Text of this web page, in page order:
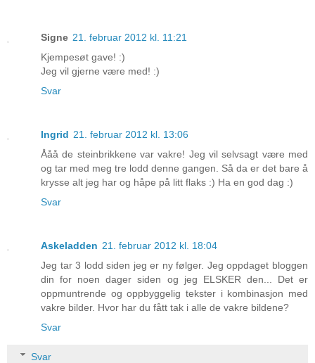
Signe 21. februar 2012 kl. 11:21
Kjempesøt gave! :)
Jeg vil gjerne være med! :)
Svar
Ingrid 21. februar 2012 kl. 13:06
Ååå de steinbrikkene var vakre! Jeg vil selvsagt være med
og tar med meg tre lodd denne gangen. Så da er det bare å
krysse alt jeg har og håpe på litt flaks :) Ha en god dag :)
Svar
Askeladden 21. februar 2012 kl. 18:04
Jeg tar 3 lodd siden jeg er ny følger. Jeg oppdaget bloggen
din for noen dager siden og jeg ELSKER den... Det er
oppmuntrende og oppbyggelig tekster i kombinasjon med
vakre bilder. Hvor har du fått tak i alle de vakre bildene?
Svar
Svar